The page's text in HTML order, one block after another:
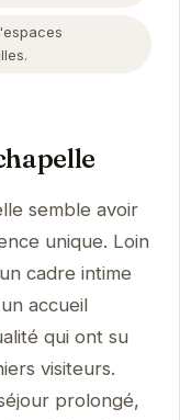
semble avoir
unique. Loin
cadre intime
accueil
qui ont su
visiteurs.
prolongé,